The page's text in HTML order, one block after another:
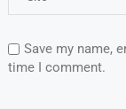
Save my name,
time I comment.